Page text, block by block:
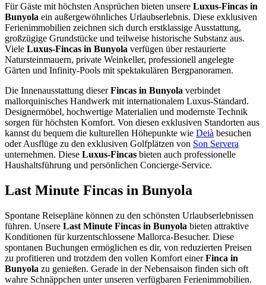
Für Gäste mit höchsten Ansprüchen bieten unsere Luxus-Fincas in
Bunyola ein außergewöhnliches Urlaubserlebnis. Diese exklusiven
Ferienimmobilien zeichnen sich durch erstklassige Ausstattung,
großzügige Grundstücke und teilweise historische Substanz aus.
Viele Luxus-Fincas in Bunyola verfügen über restaurierte
Natursteinmauern, private Weinkeller, professionell angelegte
Gärten und Infinity-Pools mit spektakulären Bergpanoramen.
Die Innenausstattung dieserFincas in Bunyola verbindet
mallorquinisches Handwerk mit internationalem Luxus-Standard.
Designermöbel, hochwertige Materialien und modernste Technik
sorgen für höchsten Komfort. Von diesen exklusiven Standorten aus
kannst du bequem die kulturellen Höhepunkte wie Deià besuchen
oder Ausflüge zu den exklusiven Golfplätzen von Son Servera
unternehmen. Diese Luxus-Fincas bieten auch professionelle
Haushaltsführung und persönlichen Concierge-Service.
Last Minute Fincas in Bunyola
Spontane Reisepläne können zu den schönsten Urlaubserlebnissen
führen. Unsere Last Minute Fincas in Bunyola bieten attraktive
Konditionen für kurzentschlossene Mallorca-Besucher. Diese
spontanen Buchungen ermöglichen es dir, von reduzierten Preisen
zu profitieren und trotzdem den vollen Komfort einerFinca in
Bunyola zu genießen. Gerade in der Nebensaison finden sich oft
wahre Schnäppchen unter unseren verfügbaren Ferienimmobilien.